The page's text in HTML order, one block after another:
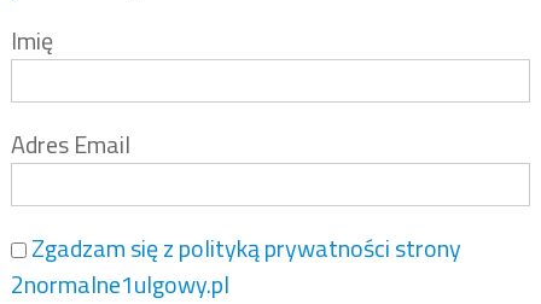
Imię
Adres Email
Zgadzam się z polityką prywatności strony
2normalne1ulgowy.pl